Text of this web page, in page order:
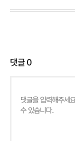
댓글0